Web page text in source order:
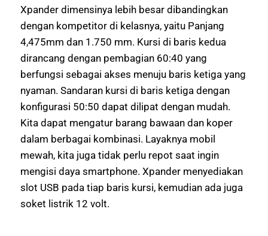
Xpander dimensinya lebih besar dibandingkan
dengan kompetitor di kelasnya, yaitu Panjang
4,475mm dan 1.750 mm. Kursi di baris kedua
dirancang dengan pembagian 60:40 yang
berfungsi sebagai akses menuju baris ketiga yang
nyaman. Sandaran kursi di baris ketiga dengan
konfigurasi 50:50 dapat dilipat dengan mudah.
Kita dapat mengatur barang bawaan dan koper
dalam berbagai kombinasi. Layaknya mobil
mewah, kita juga tidak perlu repot saat ingin
mengisi daya smartphone. Xpander menyediakan
slot USB pada tiap baris kursi, kemudian ada juga
soket listrik 12 volt.